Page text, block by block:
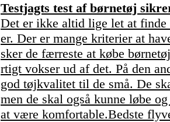
Testjagts test af børnetøj
Det er ikke altid lige let at
er. Der er mange kriterier at
sker de færreste at købe
rtigt vokser ud af det. På den
god tøjkvalitet til de små. De
men de skal også kunne løbe
at være komfortable.Bedste